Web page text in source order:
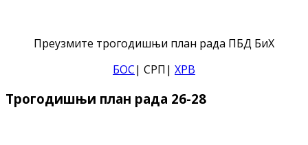
Преузмите трогодишњи план рада ПБД БиХ
БОС| СРП| ХРВ
Трогодишњи план рада 26-28